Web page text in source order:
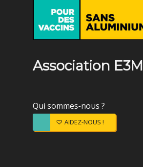
Association E3M
Qui sommes-nous ?
AIDEZ-NOUS !